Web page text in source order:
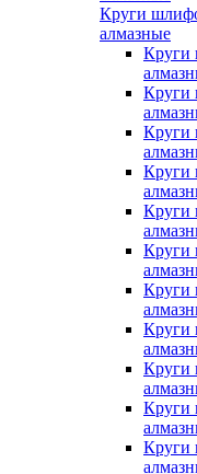
Круги
алмазные
Круги
Круги
Круги
Круги
Круги
Круги
Круги
Круги
Круги
Круги
Круги